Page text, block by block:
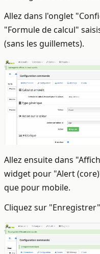
Allez dans l'onglet
"Formule de calcul"
(sans les guillemets).
Allez ensuite dans
widget pour "Alert
que pour mobile.
Cliquez sur